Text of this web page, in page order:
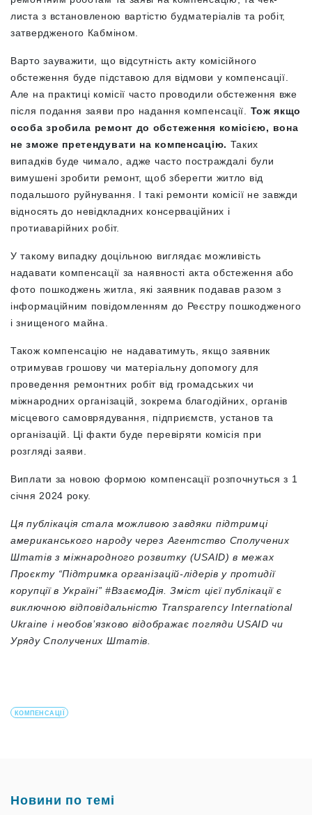
листаз встановленою вартістю будматеріалів та робіт,
затвердженого Кабміном.
Варто зауважити, що відсутність акту комісійного
обстеження буде підставою для відмови у компенсації.
Але на практиці комісії часто проводили обстеження вже
після подання заяви про надання компенсації. Тож якщо
особа зробила ремонт до обстеження комісією, вона
не зможе претендувати на компенсацію. Таких
випадків буде чимало, адже часто постраждалі були
вимушені зробити ремонт, щоб зберегти житло від
подальшого руйнування. І такі ремонти комісії не завжди
відносять до невідкладних консерваційних і
протиаварійних робіт.
У такому випадку доцільною виглядає можливість
надавати компенсації за наявності акта обстеження або
фото пошкоджень житла, які заявник подавав разом з
інформаційним повідомленням до Реєстру пошкодженого
і знищеного майна.
Також компенсацію не надаватимуть, якщо заявник
отримував грошову чи матеріальну допомогу для
проведення ремонтних робіт від громадських чи
міжнародних організацій, зокрема благодійних, органів
місцевого самоврядування, підприємств, установ та
організацій. Ці факти буде перевіряти комісія при
розгляді заяви.
Виплати за новою формою компенсації розпочнуться з 1
січня 2024 року.
Ця публікація стала можливою завдяки підтримці
американського народу через Агентство Сполучених
Штатів з міжнародного розвитку (USAID) в межах
Проєкту “Підтримка організацій-лідерів у протидії
корупції в Україні” #ВзаємоДія. Зміст цієї публікації є
виключною відповідальністю Transparency International
Ukraine і необов’язково відображає погляди USAID чи
Уряду Сполучених Штатів.
КОМПЕНСАЦІЇ
Новини по темі